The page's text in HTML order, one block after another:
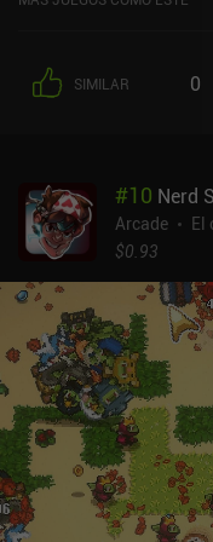
podemos elegir uno de
aleatorios que duran
otros, las habilidades no
potentes. Esto hace
las estadísticas de tu clase preferida.
mejoras de estadísticas
pueden
características. También
equipo de cada misión. A medida que avanzamos, desbloqueamos
11 personajes distintos
mapas. Esto,
objetos y estadísticas, hace
estilo de los RPG de la
difícil. Como amante de
disfruté mucho con este
SIMILAR 0
#10 Nerd
Arcade
El
$0.93